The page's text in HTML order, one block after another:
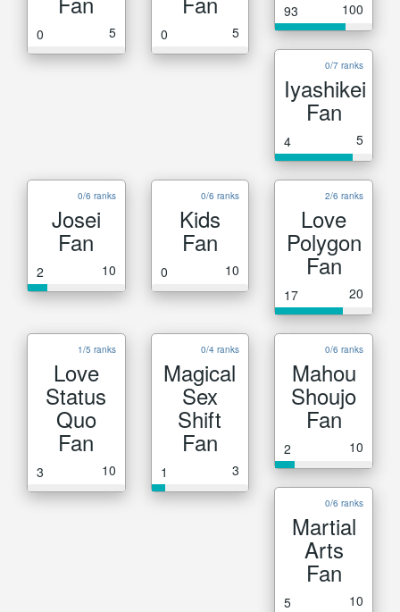
0 5 0 5
93 100
0/7 ranks
Iyashikei
Fan
4 5
0/6 ranks
Josei
Fan
2 10
0/6 ranks
Kids
Fan
0 10
2/6 ranks
Love
Polygon
Fan
17 20
1/5 ranks
Love
Status
Quo
Fan
3 10
0/4 ranks
Magical
Sex
Shift
Fan
1 3
0/6 ranks
Mahou
Shoujo
Fan
2 10
0/6 ranks
Martial
Arts
Fan
5 10